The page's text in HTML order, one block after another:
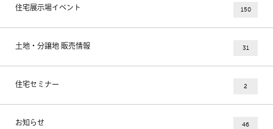
住宅展示場イベント 150
土地・分譲地 販売情報 31
住宅セミナー 2
お知らせ 46